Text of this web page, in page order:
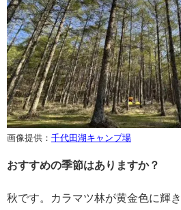
画像提供： 千代田湖キャンプ場
おすすめの季節はありますか？
秋です。カラマツ林が黄金色に輝